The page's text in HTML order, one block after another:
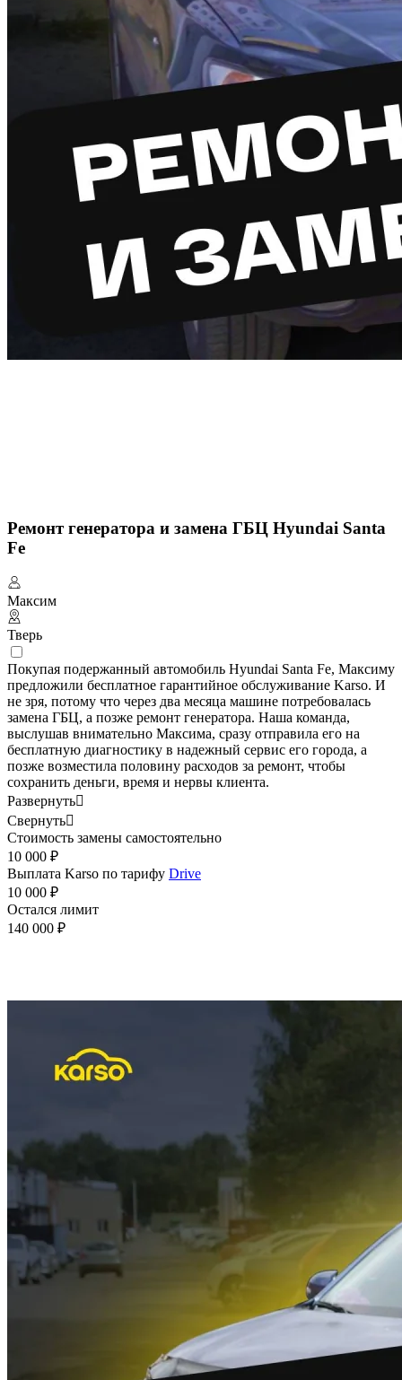
Ремонт генератора и замена ГБЦ Hyundai Santa
Fe
Максим
Тверь
Покупая подержанный автомобиль Hyundai Santa Fe, Максиму
предложили бесплатное гарантийное обслуживание Karso. И
не зря, потому что через два месяца машине потребовалась
замена ГБЦ, а позже ремонт генератора. Наша команда,
выслушав внимательно Максима, сразу отправила его на
бесплатную диагностику в надежный сервис его города, а
позже возместила половину расходов за ремонт, чтобы
сохранить деньги, время и нервы клиента.
Развернуть
Свернуть
Стоимость замены самостоятельно
10 000 ₽
Выплата Karso по тарифу Drive
10 000 ₽
Остался лимит
140 000 ₽